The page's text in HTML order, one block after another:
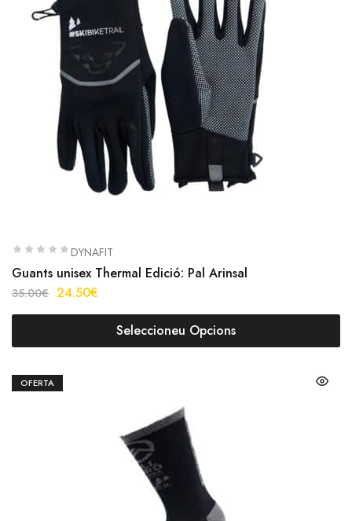
DYNAFIT
Guants unisex Thermal Edició: Pal Arinsal
35.00€ 24.50€
Seleccioneu Opcions
OFERTA